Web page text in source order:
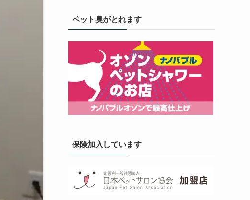
ペット臭がとれます
保険加入しています